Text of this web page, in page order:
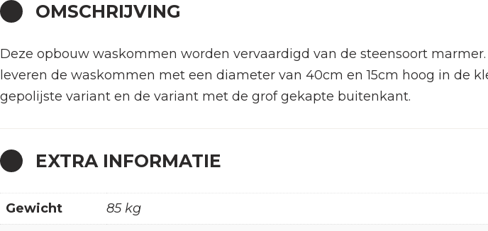
OMSCHRIJVING
Deze opbouw waskommen worden vervaardigd van de steensoort
leveren de waskommen met een diameter van 40cm en 15cm hoog in de
gepolijste variant en de variant met de grof gekapte buitenkant.
EXTRA INFORMATIE
Gewicht
85 kg